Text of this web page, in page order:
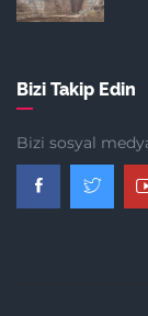
Bizi Takip Edin
Bizi sosyal